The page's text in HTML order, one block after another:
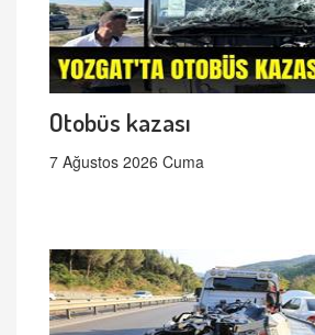
Otobüs kazası
7 Ağustos 2026 Cuma